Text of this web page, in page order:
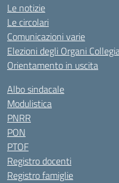
Le notizie
Le circolari
Comunicazioni varie
Elezioni degli Organi
Orientamento in uscita
Albo sindacale
Modulistica
PNRR
PON
PTOF
Registro docenti
Registro famiglie